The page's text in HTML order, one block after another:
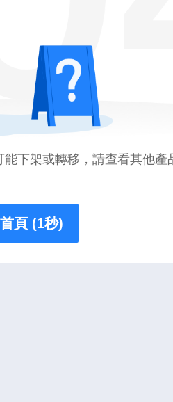
下架或轉移，請查看其他產
頁 (1秒)